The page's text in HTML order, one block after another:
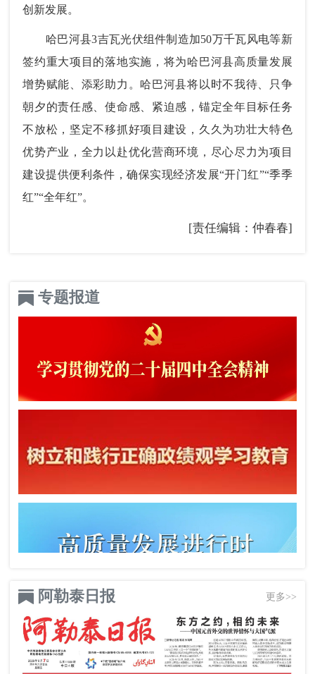
创新发展。
哈巴河县3吉瓦光伏组件制造加50万千瓦风电等新
签约重大项目的落地实施，将为哈巴河县高质量发展
增势赋能、添彩助力。哈巴河县将以时不我待、只争
朝夕的责任感、使命感、紧迫感，锚定全年目标任务
不放松，坚定不移抓好项目建设，久久为功壮大特色
优势产业，全力以赴优化营商环境，尽心尽力为项目
建设提供便利条件，确保实现经济发展“开门红”“季季
红”“全年红”。
[责任编辑：仲春春]
专题报道
阿勒泰日报 更多>>